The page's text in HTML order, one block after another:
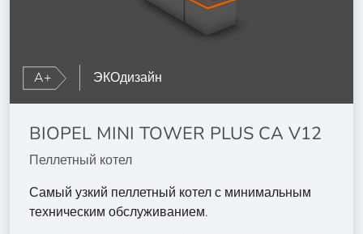
A+ ЭКОдизайн
BIOPEL MINI TOWER PLUS CA V12
Пеллетный котел
Самый узкий пеллетный котел с минимальным
техническим обслуживанием.